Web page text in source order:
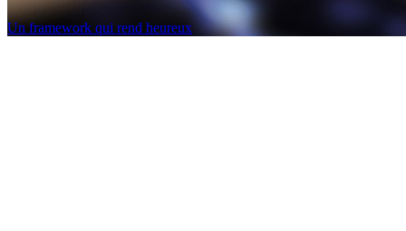
Un framework qui rend heureux